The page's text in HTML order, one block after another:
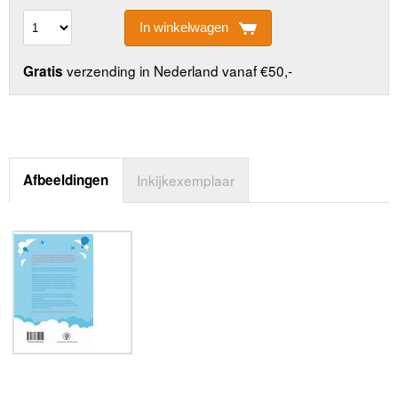
In winkelwagen
Gratis verzending in Nederland vanaf €50,-
Afbeeldingen Inkijkexemplaar